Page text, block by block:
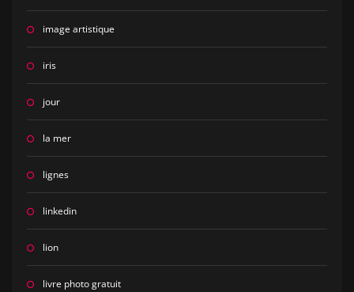
image artistique
iris
jour
la mer
lignes
linkedin
lion
livre photo gratuit